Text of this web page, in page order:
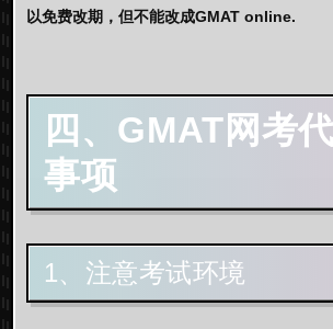
以免费改期，但不能改成GMAT online.
四、GMAT网考
事项
1、注意考试环境